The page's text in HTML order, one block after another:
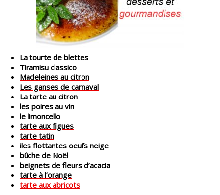
La tourte de blettes
Tiramisu classico
Madeleines au citron
Les ganses de carnaval
La tarte au citron
les poires au vin
le limoncello
tarte aux figues
tarte tatin
iles flottantes oeufs neige
bûche de Noël
beignets de fleurs d’acacia
tarte à l’orange
tarte aux abricots